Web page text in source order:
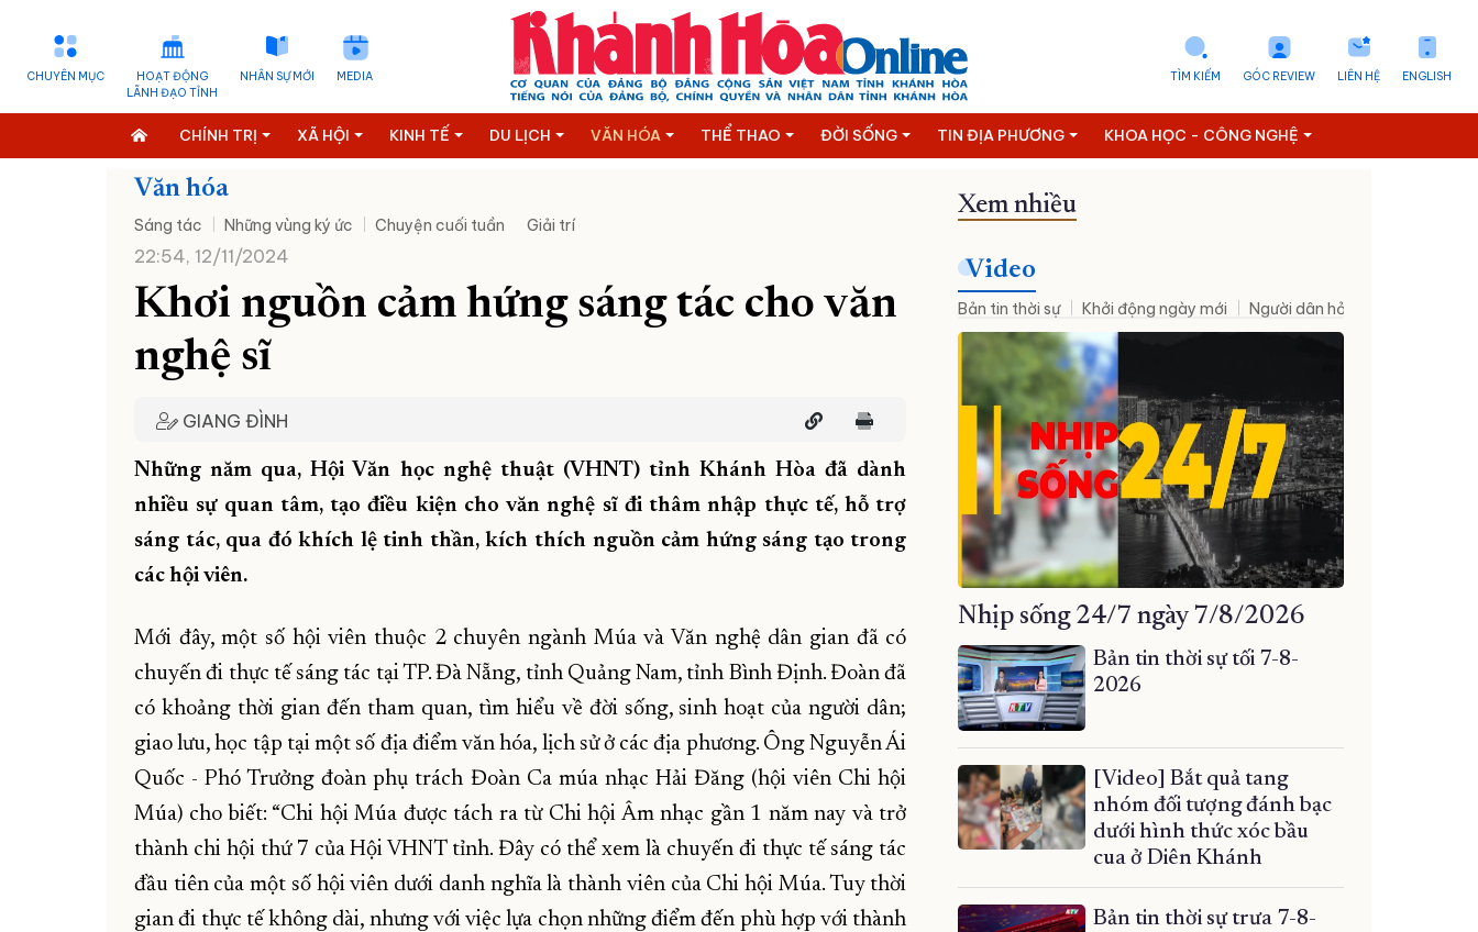
CHUYÊN MỤC
HOẠT ĐỘNG
LÃNH ĐẠO TỈNH
NHÂN SỰ MỚI MEDIA ENGLISH
LIÊN HỆ
GÓC REVIEW
TÌM KIẾM
CHÍNH TRỊ XÃ HỘI KINH TẾ DU LỊCH VĂN HÓA THỂ THAO ĐỜI SỐNG TIN ĐỊA PHƯƠNG KHOA HỌC - CÔNG NGHỆ
Văn hóa
Sáng tác Những vùng ký ức Chuyện cuối tuần Giải trí
22:54, 12/11/2024
Khơi nguồn cảm hứng sáng tác cho văn
nghệ sĩ
GIANG ĐÌNH
Những năm qua, Hội Văn học nghệ thuật (VHNT) tỉnh Khánh Hòa đã dành
nhiều sự quan tâm, tạo điều kiện cho văn nghệ sĩ đi thâm nhập thực tế, hỗ trợ
sáng tác, qua đó khích lệ tinh thần, kích thích nguồn cảm hứng sáng tạo trong
các hội viên.
Mới đây, một số hội viên thuộc 2 chuyên ngành Múa và Văn nghệ dân gian đã có
chuyến đi thực tế sáng tác tại TP. Đà Nẵng, tỉnh Quảng Nam, tỉnh Bình Định. Đoàn đã
có khoảng thời gian đến tham quan, tìm hiểu về đời sống, sinh hoạt của người dân;
giao lưu, học tập tại một số địa điểm văn hóa, lịch sử ở các địa phương. Ông Nguyễn Ái
Quốc - Phó Trưởng đoàn phụ trách Đoàn Ca múa nhạc Hải Đăng (hội viên Chi hội
Múa) cho biết: “Chi hội Múa được tách ra từ Chi hội Âm nhạc gần 1 năm nay và trở
thành chi hội thứ 7 của Hội VHNT tỉnh. Đây có thể xem là chuyến đi thực tế sáng tác
đầu tiên của một số hội viên dưới danh nghĩa là thành viên của Chi hội Múa. Tuy thời
gian đi thực tế không dài, nhưng với việc lựa chọn những điểm đến phù hợp với thành
Xem nhiều
Video
Bản tin thời sự Khởi động ngày mới Người dân hỏi – Cơ quan nhà
Nhịp sống 24/7 ngày 7/8/2026
Bản tin thời sự tối 7-8-
2026
[Video] Bắt quả tang
nhóm đối tượng đánh bạc
dưới hình thức xóc bầu
cua ở Diên Khánh
Bản tin thời sự trưa 7-8-